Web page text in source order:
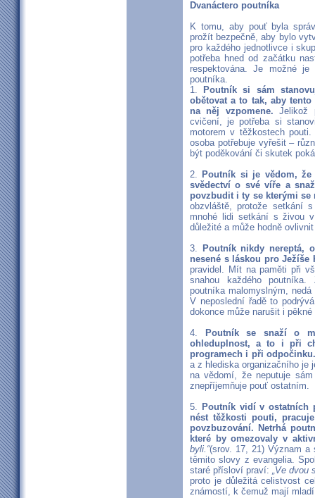
Dvanáctero poutníka
K tomu, aby pouť byla
prožít bezpečně, aby bylo
pro každého jednotlivce i
potřeba hned od začátku
respektována. Je možné
poutníka.
1.
Poutník si sám
obětovat a to tak, aby
na něj vzpomene.Jelikož
cvičení, je potřeba si
motorem v těžkostech
osoba potřebuje vyřešit –
být poděkování či skutek
2. Poutník si je vědom,
svědectví o své víře a
povzbudit i ty se kterými se
obzvláště, protože setkání
mnohé lidi setkání s živou
důležité a může hodně
3.
Poutník nikdy nereptá,
nesené s láskou pro
pravidel. Mít na paměti při
snahou každého
poutníka malomyslným,
V neposlední řadě to
dokonce může narušit i
4. Poutník se snaží o
ohleduplnost, a to i při
programech i při odpočinku.
a z hlediska organizačního je
na vědomí, že neputuje
znepříjemňuje pouť ostatním.
5. Poutník vidí v ostatních
nést těžkosti pouti,
povzbuzování. Netrhá
které by omezovaly v
byli.“(srov. 17, 21) Význam
těmito slovy z evangelia.
staré přísloví praví:„Ve dvou
proto je důležitá celistvost
známostí, k čemuž mají